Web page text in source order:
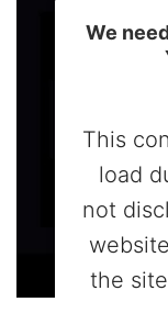
We
This
load
not
the